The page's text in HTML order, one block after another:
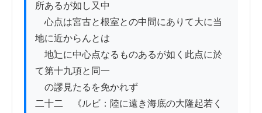
所あるが如し又中
心点は宮古と根室との中間にありて大に当
地に近からんとは
地辷に中心点なるものあるが如く此点に於
て第十九項と同一
の謬見たるを免かれず
二十二　《ルビ：陸に遠き海底の大隆起若く